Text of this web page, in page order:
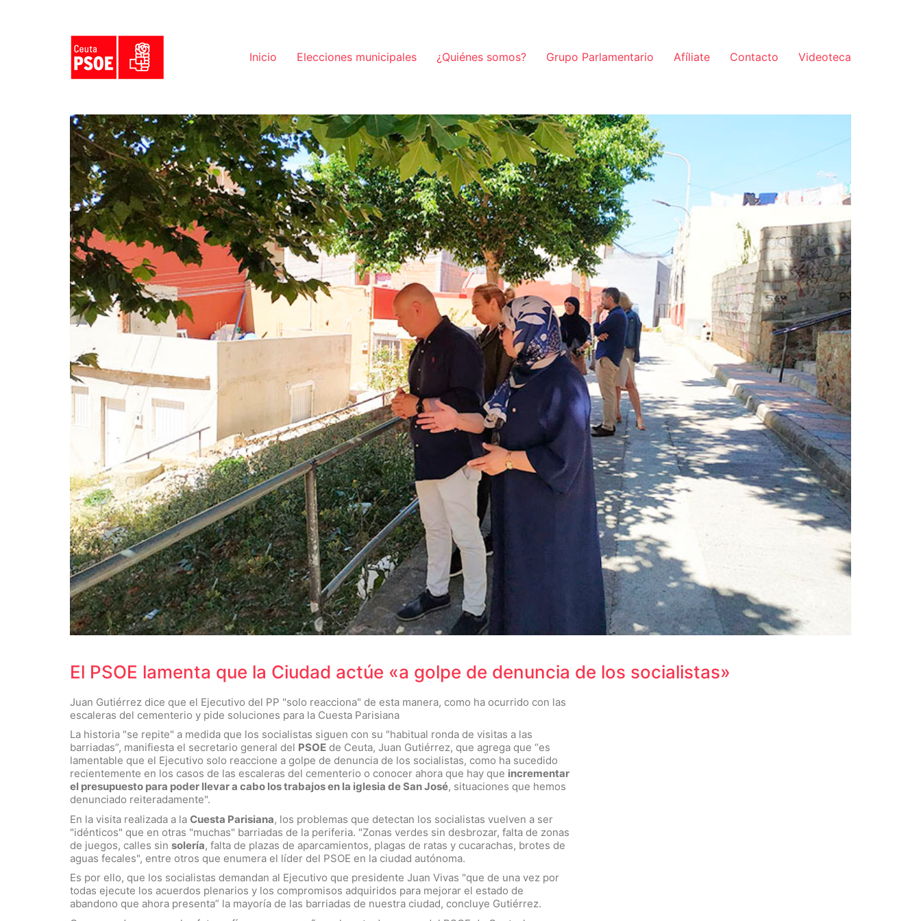
Inicio Elecciones municipales ¿Quiénes somos? Grupo Parlamentario Afíliate Contacto Videoteca
El PSOE lamenta que la Ciudad actúe «a golpe de denuncia de los socialistas»
Juan Gutiérrez dice que el Ejecutivo del PP "solo reacciona" de esta manera, como ha ocurrido con las
escaleras del cementerio y pide soluciones para la Cuesta Parisiana
La historia "se repite" a medida que los socialistas siguen con su "habitual ronda de visitas a las
barriadas”, manifiesta el secretario general del PSOE de Ceuta, Juan Gutiérrez, que agrega que “es
lamentable que el Ejecutivo solo reaccione a golpe de denuncia de los socialistas, como ha sucedido
recientemente en los casos de las escaleras del cementerio o conocer ahora que hay que incrementar
el presupuesto para poder llevar a cabo los trabajos en la iglesia de San José, situaciones que hemos
denunciado reiteradamente".
En la visita realizada a la Cuesta Parisiana, los problemas que detectan los socialistas vuelven a ser
"idénticos" que en otras "muchas" barriadas de la periferia. "Zonas verdes sin desbrozar, falta de zonas
de juegos, calles sin solería, falta de plazas de aparcamientos, plagas de ratas y cucarachas, brotes de
aguas fecales", entre otros que enumera el líder del PSOE en la ciudad autónoma.
Es por ello, que los socialistas demandan al Ejecutivo que presidente Juan Vivas "que de una vez por
todas ejecute los acuerdos plenarios y los compromisos adquiridos para mejorar el estado de
abandono que ahora presenta” la mayoría de las barriadas de nuestra ciudad, concluye Gutiérrez.